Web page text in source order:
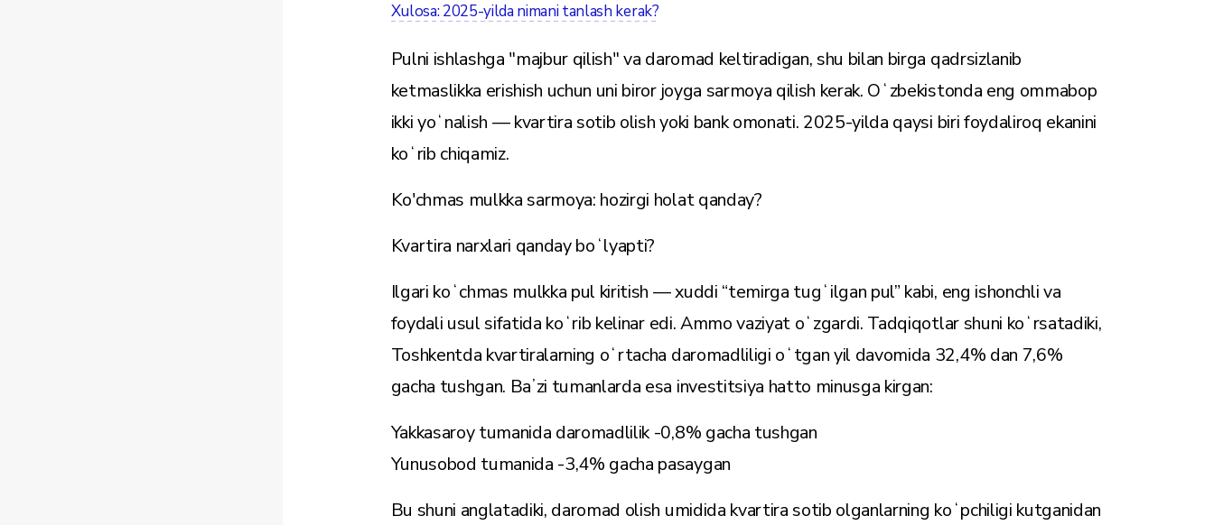
Xulosa: 2025-yilda nimani tanlash kerak?
Pulni ishlashga "majbur qilish" va daromad keltiradigan, shu bilan birga qadrsizlanib
ketmaslikka erishish uchun uni biror joyga sarmoya qilish kerak. Oʻzbekistonda eng ommabop
ikki yoʻnalish — kvartira sotib olish yoki bank omonati. 2025-yilda qaysi biri foydaliroq ekanini
koʻrib chiqamiz.
Ko'chmas mulkka sarmoya: hozirgi holat qanday?
Kvartira narxlari qanday boʻlyapti?
Ilgari koʻchmas mulkka pul kiritish — xuddi “temirga tugʻilgan pul” kabi, eng ishonchli va
foydali usul sifatida koʻrib kelinar edi. Ammo vaziyat oʻzgardi. Tadqiqotlar shuni koʻrsatadiki,
Toshkentda kvartiralarning oʻrtacha daromadliligi oʻtgan yil davomida 32,4% dan 7,6%
gacha tushgan. Baʼzi tumanlarda esa investitsiya hatto minusga kirgan:
Yakkasaroy tumanida daromadlilik -0,8% gacha tushgan
Yunusobod tumanida -3,4% gacha pasaygan
Bu shuni anglatadiki, daromad olish umidida kvartira sotib olganlarning koʻpchiligi kutganidan